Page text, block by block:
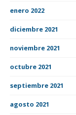
enero 2022
diciembre 2021
noviembre 2021
octubre 2021
septiembre 2021
agosto 2021